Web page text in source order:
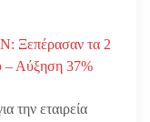
Ξεπέρασαν τα 2
– Αύξηση 37%
την εταιρεία